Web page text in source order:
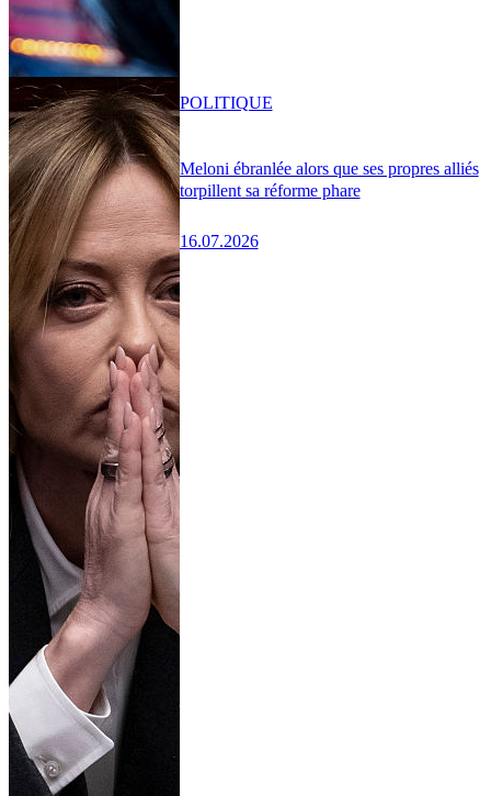
Meloni ébranlée alors que ses propres alliés
torpillent sa réforme phare
16.07.2026
POLITIQUE